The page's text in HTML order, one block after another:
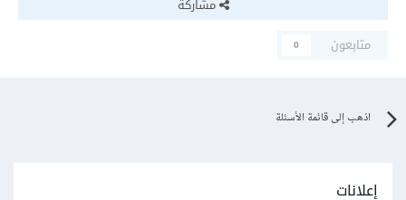
مشاركة
متابعون
0
اذهب إلى قائمة الأسئلة
إعلانات